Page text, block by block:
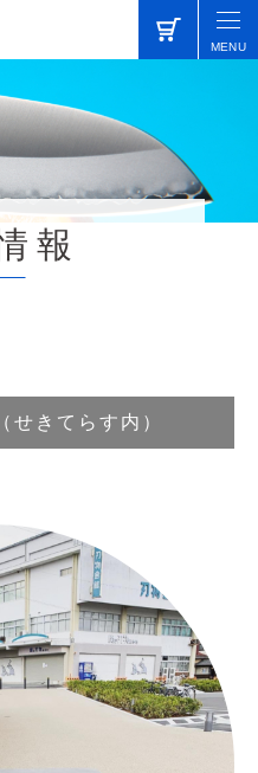
MENU
岐阜関刃物会館ご案内（せきて
報
せきてらす内）